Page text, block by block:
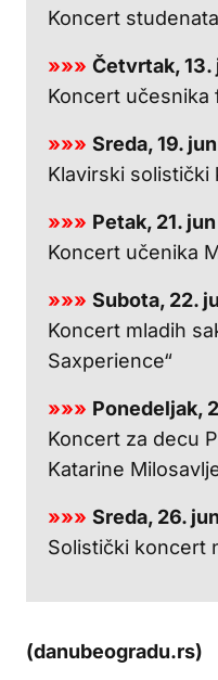
Koncert
»»» Četvrtak, 13.
Koncert učesnika
»»» Sreda, 19.
Klavirski solistički
»»» Petak, 21.
Koncert učenika
»»» Subota, 22.
Koncert mladih
Saxperience“
»»» Ponedeljak,
Koncert za decu
Katarine
»»» Sreda, 26.
Solistički koncert
(danubeogradu.rs)